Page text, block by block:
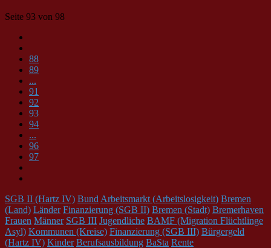
Seite 93 von 98
88
89
...
91
92
93
94
...
96
97
SGB II (Hartz IV) Bund Arbeitsmarkt (Arbeitslosigkeit) Bremen
(Land) Länder Finanzierung (SGB II) Bremen (Stadt) Bremerhaven
Frauen Männer SGB III Jugendliche BAMF (Migration Flüchtlinge
Asyl) Kommunen (Kreise) Finanzierung (SGB III) Bürgergeld
(Hartz IV) Kinder Berufsausbildung BaSta Rente